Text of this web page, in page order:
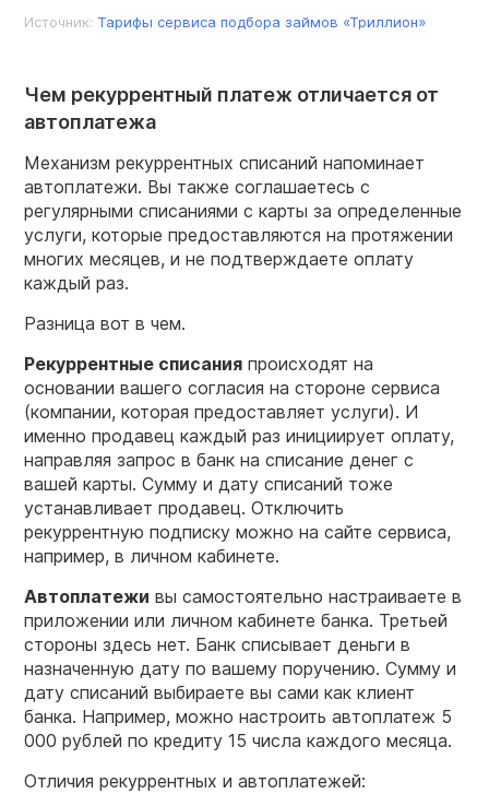
Источник: Тарифы сервиса подбора займов «Триллион»
Чем рекуррентный платеж отличается от
автоплатежа
Механизм рекуррентных списаний напоминает
автоплатежи. Вы также соглашаетесь с
регулярными списаниями с карты за определенные
услуги, которые предоставляются на протяжении
многих месяцев, и не подтверждаете оплату
каждый раз.
Разница вот в чем.
Рекуррентные списания происходят на
основании вашего согласия на стороне сервиса
(компании, которая предоставляет услуги). И
именно продавец каждый раз инициирует оплату,
направляя запрос в банк на списание денег с
вашей карты. Сумму и дату списаний тоже
устанавливает продавец. Отключить
рекуррентную подписку можно на сайте сервиса,
например, в личном кабинете.
Автоплатежи вы самостоятельно настраиваете в
приложении или личном кабинете банка. Третьей
стороны здесь нет. Банк списывает деньги в
назначенную дату по вашему поручению. Сумму и
дату списаний выбираете вы сами как клиент
банка. Например, можно настроить автоплатеж 5
000 рублей по кредиту 15 числа каждого месяца.
Отличия рекуррентных и автоплатежей: